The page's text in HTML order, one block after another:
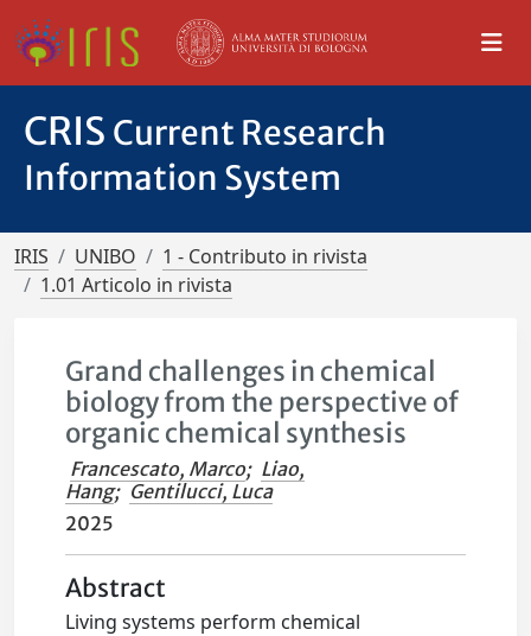
CRIS Current Research
Information System
IRIS UNIBO
1 - Contributo in rivista
1.01 Articolo in rivista
Grand challenges in chemical
biology from the perspective of
organic chemical synthesis
Francescato, Marco; Liao,
Hang; Gentilucci, Luca
2025
Abstract
Living systems perform chemical